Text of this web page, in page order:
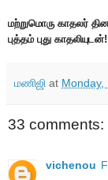
மற்றுமொரு காதலர்
புத்தம் புது காதலியுடன்!
மணிஜி at
33 comments:
vichenou